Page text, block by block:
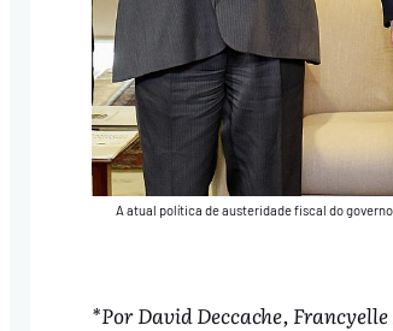
A atual política de austeridade fiscal do
*Por David Deccache,